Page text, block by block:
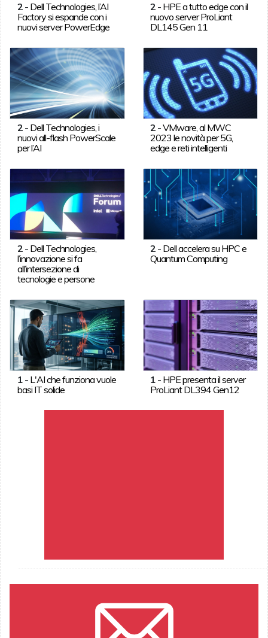
2- Dell Technologies, l’AI
Factory si espande con i
nuovi server PowerEdge
2 - HPE a tutto edge con il
nuovo server ProLiant
DL145 Gen 11
2- Dell Technologies, i
nuovi all-flash PowerScale
per l’AI
2 -VMware, al MWC
2023 le novità per 5G,
edge e reti intelligenti
2- Dell Technologies,
l’innovazione si fa
all’intersezione di
tecnologie e persone
2 - Dell accelera su HPC e
Quantum Computing
1- L'AI che funziona vuole
basi IT solide
1 - HPE presenta il server
ProLiant DL394 Gen12